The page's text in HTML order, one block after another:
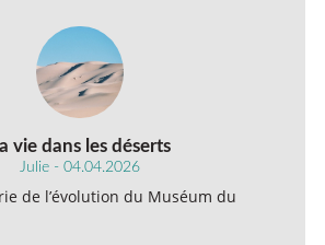
vie dans les déserts
Julie - 04.04.2026
de l’évolution du Muséum du